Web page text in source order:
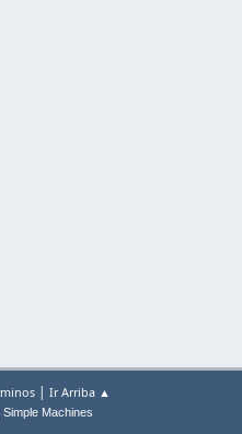
| Ir Arriba ▲
Simple Machines